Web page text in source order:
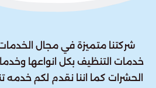
شركتنا متميزة في مجال
خدمات التنظيف بكل انواعها
الحشرات كما اننا نقدم لكم خدمه